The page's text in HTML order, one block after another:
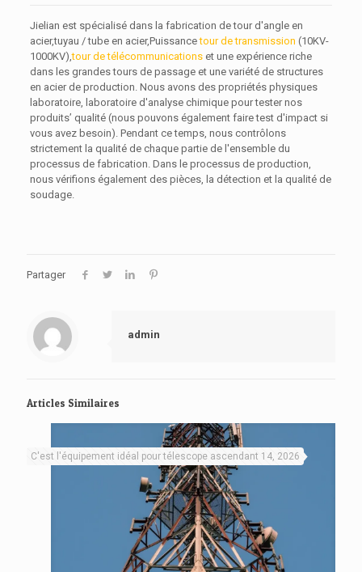
Jielian est spécialisé dans la fabrication de tour d'angle en
acier,tuyau / tube en acier,Puissancetour de transmission (10KV-
1000KV),tour de télécommunicationset une expérience riche
dans les grandes tours de passage et une variété de structures
en acier de production. Nous avons des propriétés physiques
laboratoire, laboratoire d'analyse chimique pour tester nos
produits’ qualité (nous pouvons également faire test d'impact si
vous avez besoin). Pendant ce temps, nous contrôlons
strictement la qualité de chaque partie de l'ensemble du
processus de fabrication. Dans le processus de production,
nous vérifions également des pièces, la détection et la qualité de
soudage.
Partager
admin
Articles Similaires
C'est l'équipement idéal pour télescope ascendant 14, 2026